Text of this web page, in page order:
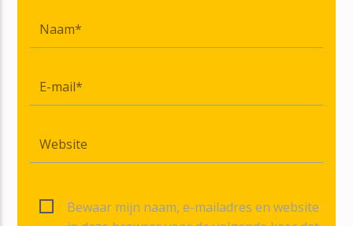
Bewaar mijn naam, e-mailadres en website